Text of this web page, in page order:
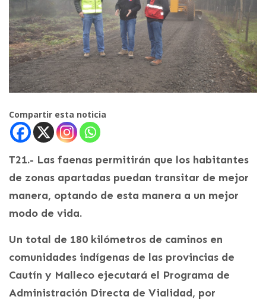
Compartir esta noticia
T21.- Las faenas permitirán que los habitantes
de zonas apartadas puedan transitar de mejor
manera, optando de esta manera a un mejor
modo de vida.
Un total de 180 kilómetros de caminos en
comunidades indígenas de las provincias de
Cautín y Malleco ejecutará el Programa de
Administración Directa de Vialidad, por